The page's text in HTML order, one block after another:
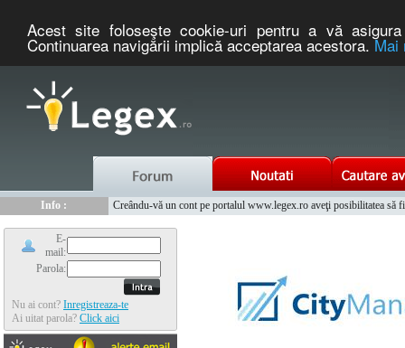
Acest site foloseşte cookie-uri pentru a vă
Continuarea navigării implică acceptarea acestora.Mai
Info :
Creându-vă un cont pe portalul www.legex.ro aveţi posibilitatea să
E-
mail:
Parola:
Nu ai cont? Inregistreaza-te
Ai uitat parola? Click aici